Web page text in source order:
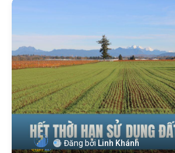
Đăng bởi Linh Khánh